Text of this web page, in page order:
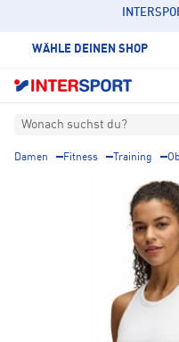
WÄHLE DEINEN SHOP
Wonach suchst du?
Damen Fitness Training